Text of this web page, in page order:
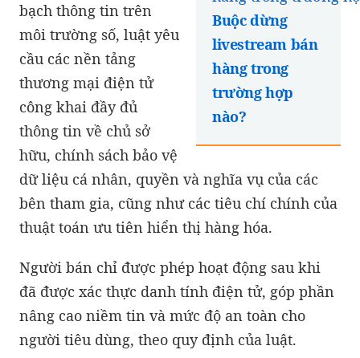
Buộc dừng
livestream bán
hàng trong
trường hợp
nào?
bạch thông tin trên
môi trường số, luật yêu
cầu các nền tảng
thương mại điện tử
công khai đầy đủ
thông tin về chủ sở
hữu, chính sách bảo vệ
dữ liệu cá nhân, quyền và nghĩa vụ của các
bên tham gia, cũng như các tiêu chí chính của
thuật toán ưu tiên hiển thị hàng hóa.
Người bán chỉ được phép hoạt động sau khi
đã được xác thực danh tính điện tử, góp phần
nâng cao niềm tin và mức độ an toàn cho
người tiêu dùng, theo quy định của luật.